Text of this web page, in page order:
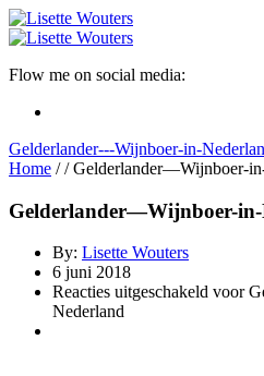
Flow me on social media:
Gelderlander---Wijnboer-in-
Home / / Gelderlander—Wijnboer-
Gelderlander—Wijnboer-in-
By: Lisette Wouters
6 juni 2018
Reacties uitgeschakeld voor
Nederland